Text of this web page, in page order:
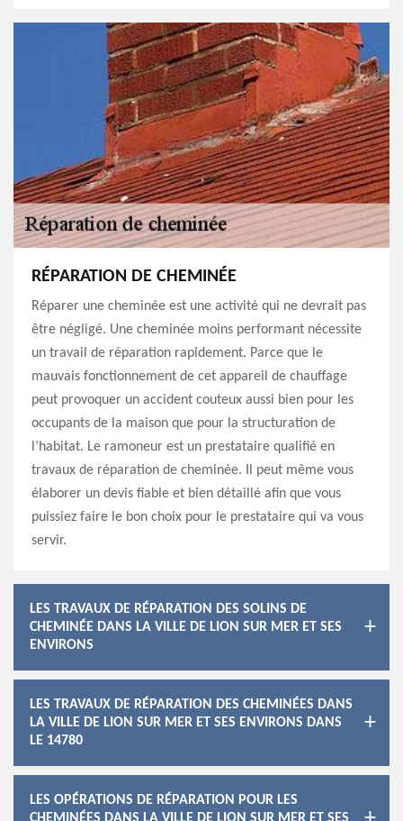
RÉPARATION DE CHEMINÉE
Réparer une cheminée est une activité qui ne devrait pas
être négligé. Une cheminée moins performant nécessite
un travail de réparation rapidement. Parce que le
mauvais fonctionnement de cet appareil de chauffage
peut provoquer un accident couteux aussi bien pour les
occupants de la maison que pour la structuration de
l’habitat. Le ramoneur est un prestataire qualifié en
travaux de réparation de cheminée. Il peut même vous
élaborer un devis fiable et bien détaillé afin que vous
puissiez faire le bon choix pour le prestataire qui va vous
servir.
LES TRAVAUX DE RÉPARATION DES SOLINS DE
CHEMINÉE DANS LA VILLE DE LION SUR MER ET SES
ENVIRONS
LES TRAVAUX DE RÉPARATION DES CHEMINÉES DANS
LA VILLE DE LION SUR MER ET SES ENVIRONS DANS
LE 14780
LES OPÉRATIONS DE RÉPARATION POUR LES